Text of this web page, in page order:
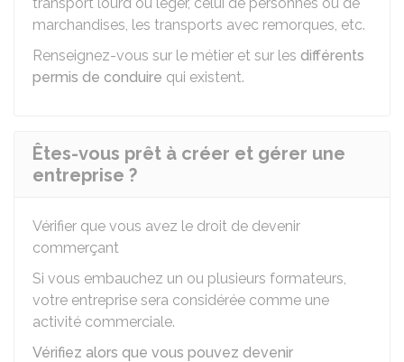
marchandises, les transports avec remorques, etc.
Renseignez-vous sur le métier et sur les différents
permis de conduire qui existent.
Êtes-vous prêt à créer et gérer une
entreprise ?
Vérifier que vous avez le droit de devenir
commerçant
Si vous embauchez un ou plusieurs formateurs,
votre entreprise sera considérée comme une
activité commerciale.
Vérifiez alors que vous pouvez devenir